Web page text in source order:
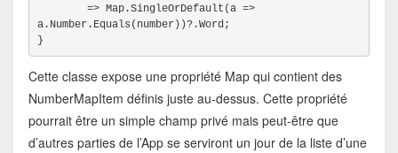
=> Map.SingleOrDefault(a =>
a.Number.Equals(number))?.Word;
}
Cette classe expose une propriété Map qui contient des
NumberMapItem définis juste au-dessus. Cette propriété
pourrait être un simple champ privé mais peut-être que
d’autres parties de l’App se serviront un jour de la liste d’une